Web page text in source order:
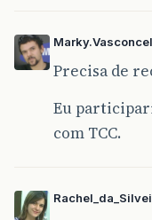
Precisa de
Eu
com TCC.